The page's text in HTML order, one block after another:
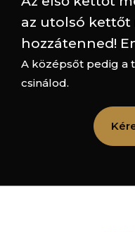
az utolsó kettőt
hozzátenned!
A középsőt pedig a
csinálod.